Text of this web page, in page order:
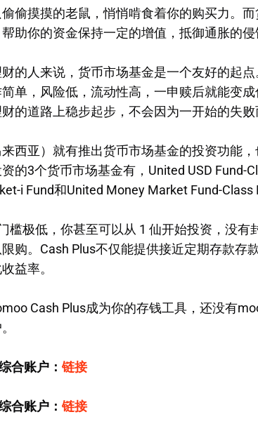
偷摸摸的老鼠，悄悄啃食着你的购买力。
助你的资金保持一定的增值，抵御通胀的侵
的人来说，货币市场基金是一个友好的起
单，风险低，流动性高，一申赎后就能变
的道路上稳步起步，不会因为一开始的失败
西亚）就有推出货币市场基金的投资功能，
的3个货币市场基金有，United USD Fund-
i Fund和United Money Market Fund-Class
槛极低，你甚至可以从 1 仙开始投资，没有
购。Cash Plus不仅能提供接近定期存款存
益率。
Cash Plus成为你的存钱工具，还没有
合账户：链接
合账户：链接